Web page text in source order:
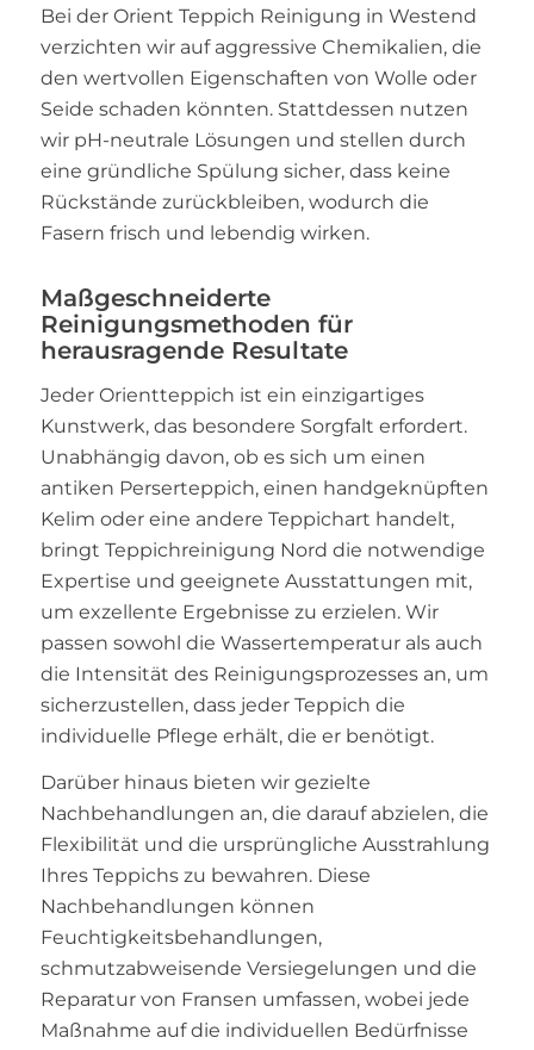
Bei der Orient Teppich Reinigung in Westend
verzichten wir auf aggressive Chemikalien, die
den wertvollen Eigenschaften von Wolle oder
Seide schaden könnten. Stattdessen nutzen
wir pH-neutrale Lösungen und stellen durch
eine gründliche Spülung sicher, dass keine
Rückstände zurückbleiben, wodurch die
Fasern frisch und lebendig wirken.
Maßgeschneiderte
Reinigungsmethoden für
herausragende Resultate
Jeder Orientteppich ist ein einzigartiges
Kunstwerk, das besondere Sorgfalt erfordert.
Unabhängig davon, ob es sich um einen
antiken Perserteppich, einen handgeknüpften
Kelim oder eine andere Teppichart handelt,
bringt Teppichreinigung Nord die notwendige
Expertise und geeignete Ausstattungen mit,
um exzellente Ergebnisse zu erzielen. Wir
passen sowohl die Wassertemperatur als auch
die Intensität des Reinigungsprozesses an, um
sicherzustellen, dass jeder Teppich die
individuelle Pflege erhält, die er benötigt.
Darüber hinaus bieten wir gezielte
Nachbehandlungen an, die darauf abzielen, die
Flexibilität und die ursprüngliche Ausstrahlung
Ihres Teppichs zu bewahren. Diese
Nachbehandlungen können
Feuchtigkeitsbehandlungen,
schmutzabweisende Versiegelungen und die
Reparatur von Fransen umfassen, wobei jede
Maßnahme auf die individuellen Bedürfnisse